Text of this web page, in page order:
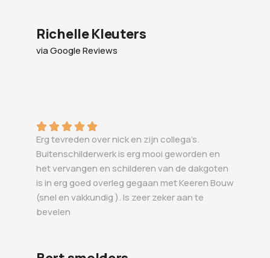
Richelle Kleuters
via Google Reviews
Erg tevreden over nick en zijn collega’s.
Buitenschilderwerk is erg mooi geworden en
het vervangen en schilderen van de dakgoten
is in erg goed overleg gegaan met Keeren Bouw
(snel en vakkundig ). Is zeer zeker aan te
bevelen